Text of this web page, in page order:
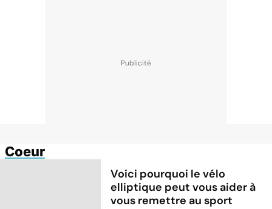
Coeur
Voici pourquoi le vélo
elliptique peut vous aider à
vous remettre au sport